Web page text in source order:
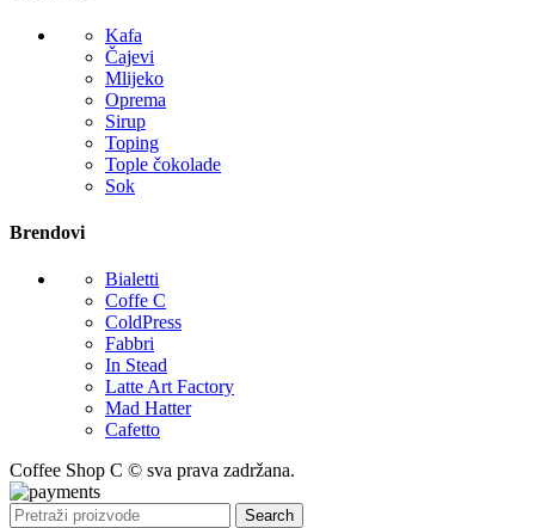
Kafa
Čajevi
Mlijeko
Oprema
Sirup
Toping
Tople čokolade
Sok
Brendovi
Bialetti
Coffe C
ColdPress
Fabbri
In Stead
Latte Art Factory
Mad Hatter
Cafetto
Coffee Shop C © sva prava zadržana.
Search